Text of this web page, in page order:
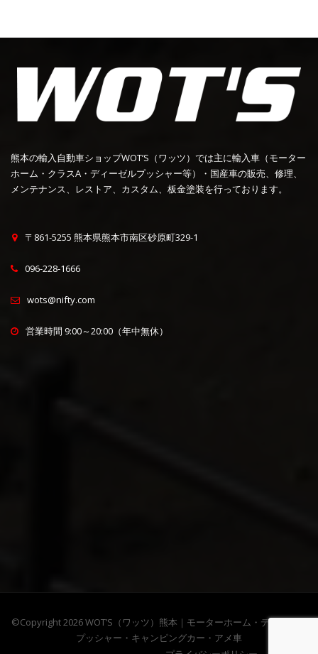
熊本の輸入自動車ショップWOT’S（ワッツ）では主に輸入車（モーター
ホーム・クラスA・ディーゼルプッシャー等）・国産車の販売、修理、
メンテナンス、レストア、カスタム、板金塗装を行っております。
〒861-5255 熊本県熊本市南区砂原町329-1
096-228-1666
wots@nifty.com
営業時間 9:00～20:00（年中無休）
©Copyright 2026WOT’S（ワッツ）熊本｜モーターホーム・ディーゼル
プッシャー・キャンピングカー・アメ車